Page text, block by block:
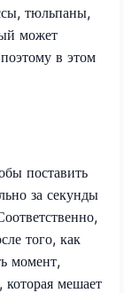
тюльпаны,
может
в этом
поставить
за секунды
того, как
момент,
которая мешает